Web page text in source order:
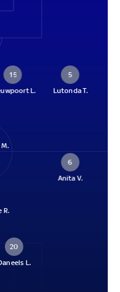
15
L.
5
Lutonda T.
6
Anita V.
R.
20
L.